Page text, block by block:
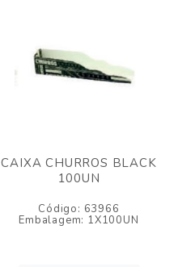
CAIXA CHURROS BLACK
100UN
Código: 63966
Embalagem: 1X100UN